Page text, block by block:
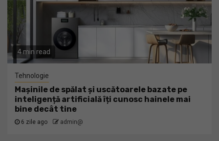
4 min read
Tehnologie
Mașinile de spălat și uscătoarele bazate pe
inteligență artificială îți cunosc hainele mai
bine decât tine
6 zile ago admin@